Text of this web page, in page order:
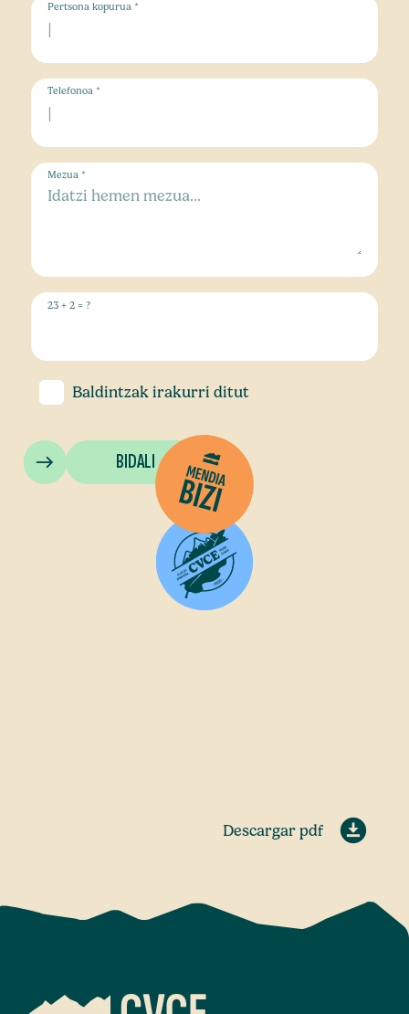
Pertsona kopurua *
Telefonoa *
Mezua *
23 + 2 = ?
Baldintzak irakurri ditut
BIDALI
Descargar pdf